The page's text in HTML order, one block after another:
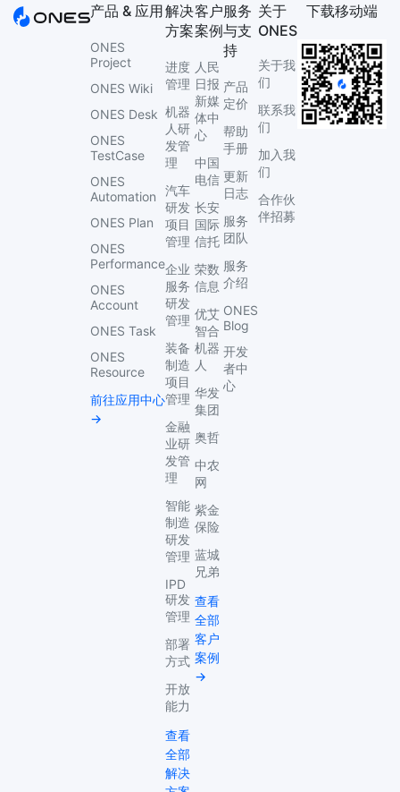
产品 & 应用
ONES
Project
ONES Wiki
ONES Desk
ONES
TestCase
ONES
Automation
ONES Plan
ONES
Performance
ONES
Account
ONES Task
ONES
Resource
前往应用中心
→
解决
方案
进度
管理
机器
人研
发管
理
汽车
研发
项目
管理
企业
服务
研发
管理
装备
制造
项目
管理
金融
业研
发管
理
智能
制造
研发
管理
IPD
研发
管理
部署
方式
开放
能力
查看
全部
解决
客户
案例
人民
日报
新媒
体中
心
中国
电信
长安
国际
信托
荣数
信息
优艾
智合
机器
人
华发
集团
奥哲
中农
网
紫金
保险
蓝城
兄弟
查看
全部
客户
案例
→
服务
与支
持
产品
定价
帮助
手册
更新
日志
服务
团队
服务
介绍
ONES
Blog
开发
者中
心
关于
ONES
关于我
们
联系我
们
加入我
们
合作伙
伴招募
下载移动端